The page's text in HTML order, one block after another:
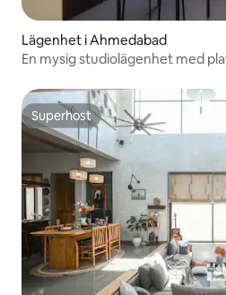
Lägenhet i Ahmedabad
En mysig studiolägenhet med
Superhost
Superhost